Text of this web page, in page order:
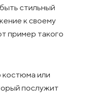
стильный
к своему
пример такого
костюма или
послужит